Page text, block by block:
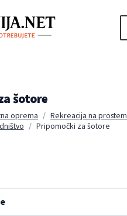
šotore
oprema / Rekreacija na prostem
/ Pripomočki za šotore